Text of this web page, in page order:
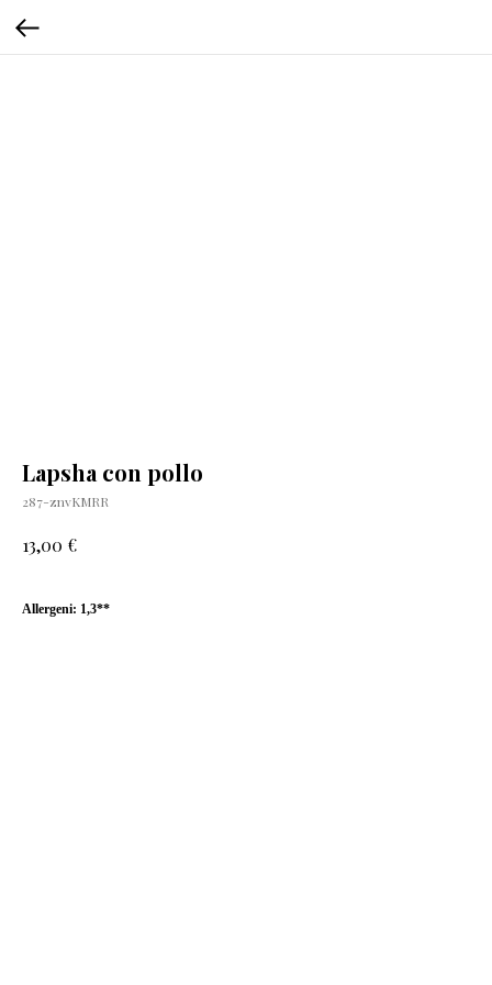
Lapsha con pollo
287-znvKMRR
13,00 €
Allergeni: 1,3**